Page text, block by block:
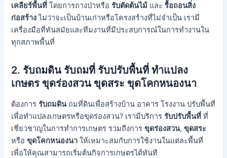
เคลียร์พื้นที่ โดยการถางป่าหรือรับตัดต้นไม้ และรื้อถอนสิ่ง
ก่อสร้างไม่ว่าจะเป็นบ้านเก่าหรือโครงสร้างที่ไม่จำเป็น เรามี
เครื่องมือที่ทันสมัยและทีมงานที่มีประสบการณ์ในการทำงานใน
ทุกสภาพพื้นที่
2. รับถมดิน รับถมที่ รับปรับพื้นที่ ทำแปลง
เกษตร ขุดร่องสวน ขุดสระ ขุดโคกหนองนา
ต้องการรับถมดินถมที่ดินเพื่อสร้างบ้าน อาคาร โรงงาน ปรับพื้นที่
เพื่อทำแปลงเกษตรหรือขุดร่องสวน? เรามีบริการรับปรับพื้นที่ ที่
เชี่ยวชาญในการทำการเกษตร รวมถึงการขุดร่องสวน,ขุดสระ
หรือขุดโคกหนองนา ให้เหมาะสมกับการใช้งานในแต่ละพื้นที่
เพื่อให้คุณสามารถเริ่มต้นกิจการเกษตรได้ทันที